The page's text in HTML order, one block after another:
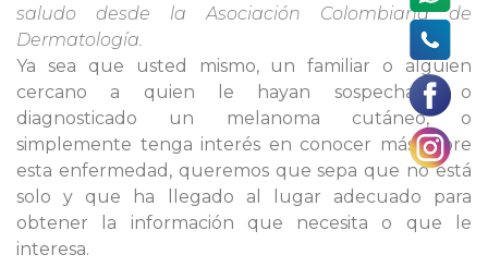
saludo desde la Asociación Colombiana de
Dermatología.
Ya sea que usted mismo, un familiar o alguien
cercano a quien le hayan sospechado o
diagnosticado un melanoma cutáneo, o
simplemente tenga interés en conocer más sobre
esta enfermedad, queremos que sepa que no está
solo y que ha llegado al lugar adecuado para
obtener la información que necesita o que le
interesa.